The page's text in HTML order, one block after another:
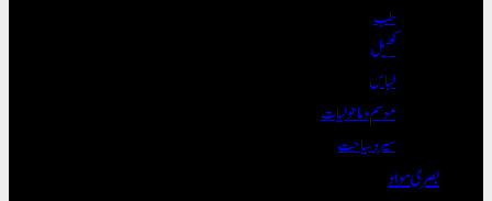
کھیل
لباس
موسم و ماحولیات
سیر و سیاحت
بصری مواد